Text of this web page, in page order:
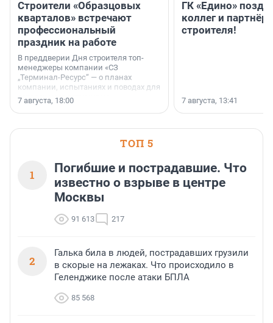
Строители «Образцовых
кварталов» встречают
профессиональный
праздник на работе
В преддверии Дня строителя топ-
менеджеры компании «СЗ
„Терминал-Ресурс“ — о планах
компании, испытаниях и поводах для
осторожного оптимизма.
7 августа, 18:00
ГК «Едино»
коллег и
строителя!
7 августа, 13:41
ТОП 5
1
Погибшие и пострадавшие. Что
известно о взрыве в центре
Москвы
91 613 217
2
Галька била в людей, пострадавших грузили
в скорые на лежаках. Что происходило в
Геленджике после атаки БПЛА
85 568